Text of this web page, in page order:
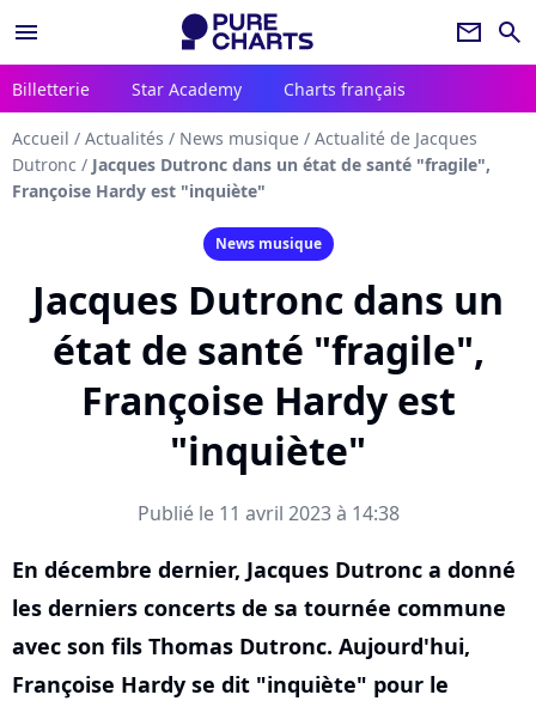
menu newsletter search
Billetterie Star Academy Charts français
Accueil / Actualités / News musique / Actualité de Jacques
Dutronc / Jacques Dutronc dans un état de santé "fragile",
Françoise Hardy est "inquiète"
News musique
Jacques Dutronc dans un
état de santé "fragile",
Françoise Hardy est
"inquiète"
Publié le 11 avril 2023 à 14:38
En décembre dernier, Jacques Dutronc a donné
les derniers concerts de sa tournée commune
avec son fils Thomas Dutronc. Aujourd'hui,
Françoise Hardy se dit "inquiète" pour le